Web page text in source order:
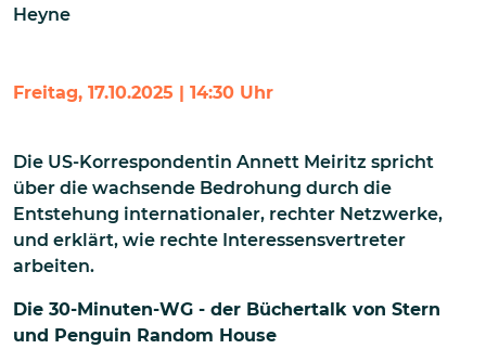
Heyne
Freitag, 17.10.2025 | 14:30 Uhr
Die US-Korrespondentin Annett Meiritz spricht
über die wachsende Bedrohung durch die
Entstehung internationaler, rechter Netzwerke,
und erklärt, wie rechte Interessensvertreter
arbeiten.
Die 30-Minuten-WG - der Büchertalk von Stern
und Penguin Random House